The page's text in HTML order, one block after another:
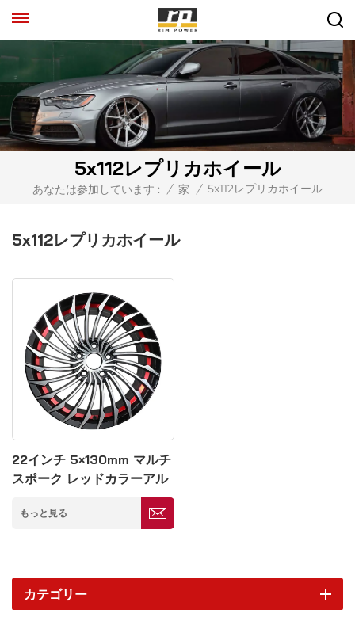
5x112レプリカホイール
あなたは参加しています : / 家 / 5x112レプリカホイール
5x112レプリカホイール
22インチ 5×130mm マルチ
スポーク レッドカラーアル
もっと見る
カテゴリー